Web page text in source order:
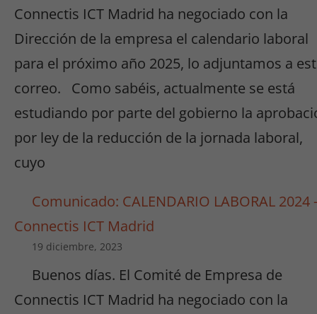
Connectis ICT Madrid ha negociado con la
Dirección de la empresa el calendario laboral
para el próximo año 2025, lo adjuntamos a
correo. Como sabéis, actualmente se está
estudiando por parte del gobierno la
por ley de la reducción de la jornada laboral,
cuyo
Comunicado: CALENDARIO LABORAL 2024
Connectis ICT Madrid
19 diciembre, 2023
Buenos días. El Comité de Empresa de
Connectis ICT Madrid ha negociado con la